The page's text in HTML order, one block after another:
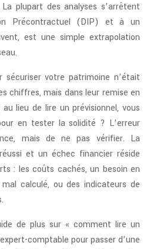
plupart des analyses s’arrêtent
Précontractuel (DIP) et à un
est une simple extrapolation
votre patrimoine n’était
chiffres, mais dans leur remise en
lieu de lire un prévisionnel, vous
en tester la solidité ? L’erreur
mais de ne pas vérifier. La
et un échec financier réside
: les coûts cachés, un besoin en
calculé, ou des indicateurs de
de plus sur « comment lire un
comptable pour passer d’une